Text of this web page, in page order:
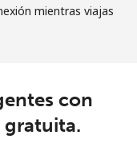
mientras viajas
con
gratuita.